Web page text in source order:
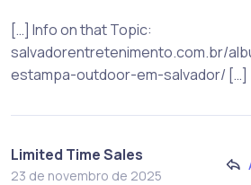
[…] Info on that Topic:
salvadorentretenimento.com.br/
estampa-outdoor-em-salvador/ […]
Limited Time Sales
23 de novembro de 2025